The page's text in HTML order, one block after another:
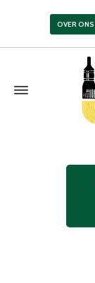
OVER ONS